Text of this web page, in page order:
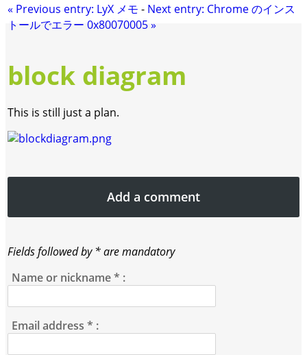
« Previous entry: LyX メモ - Next entry: Chrome のインス
トールでエラー 0x80070005»
block diagram
This is still just a plan.
Add a comment
Fields followed by * are mandatory
Name or nickname* :
Email address* :